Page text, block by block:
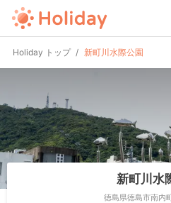
Holiday トップ 新町川水際公園
新町川水
徳島県徳島市南内